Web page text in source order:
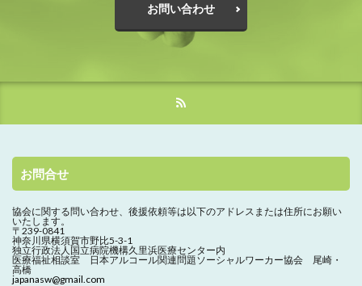
お問い合わせ
お問合せ
協会に関する問い合わせ、 後援依頼等は以下のアドレスまたは住所にお願い
いたします。
〒239-0841
神奈川県横須賀市野比5-3-1
独立行政法人国立病院機構久里浜医療センター内
医療福祉相談室 日本アルコール関連問題ソーシャルワーカー協会 尾崎・
高橋
japanasw@gmail.com